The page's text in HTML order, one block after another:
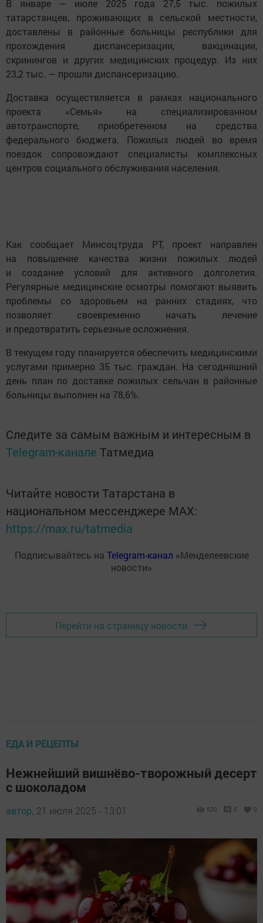
В январе — июле 2025 года 27,5 тыс. пожилых
татарстанцев, проживающих в сельской местности,
доставлены в районные больницы республики для
прохождения диспансеризации, вакцинации,
скринингов и других медицинских процедур. Из них
23,2 тыс. — прошли диспансеризацию.
Доставка осуществляется в рамках национального
проекта «Семья» на специализированном
автотранспорте, приобретенном на средства
федерального бюджета. Пожилых людей во время
поездок сопровождают специалисты комплексных
центров социального обслуживания населения.
Как сообщает Минсоцтруда РТ, проект направлен
на повышение качества жизни пожилых людей
и создание условий для активного долголетия.
Регулярные медицинские осмотры помогают выявить
проблемы со здоровьем на ранних стадиях, что
позволяет своевременно начать лечение
и предотвратить серьезные осложнения.
В текущем году планируется обеспечить медицинскими
услугами примерно 35 тыс. граждан. На сегодняшний
день план по доставке пожилых сельчан в районные
больницы выполнен на 78,6%.
Следите за самым важным и интересным в
Telegram-канале Татмедиа
Читайте новости Татарстана в
национальном мессенджере MАХ:
https://max.ru/tatmedia
Подписывайтесь на Telegram-канал «Менделеевские
новости»
Перейти на страницу новости
ЕДА И РЕЦЕПТЫ
Нежнейший вишнёво-творожный десерт
с шоколадом
автор, 21 июля 2025 - 13:01 520 0 0